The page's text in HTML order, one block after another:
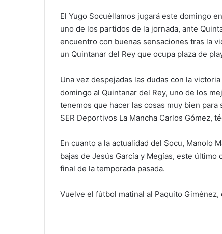
El Yugo Socuéllamos jugará este domingo
uno de los partidos de la jornada, ante
encuentro con buenas sensaciones tras la
un Quintanar del Rey que ocupa plaza de
Una vez despejadas las dudas con la
domingo al Quintanar del Rey, uno de los
tenemos que hacer las cosas muy bien
SER Deportivos La Mancha Carlos Gómez,
En cuanto a la actualidad del Socu, Manolo
bajas de Jesús García y Megías, este
final de la temporada pasada.
Vuelve el fútbol matinal al Paquito